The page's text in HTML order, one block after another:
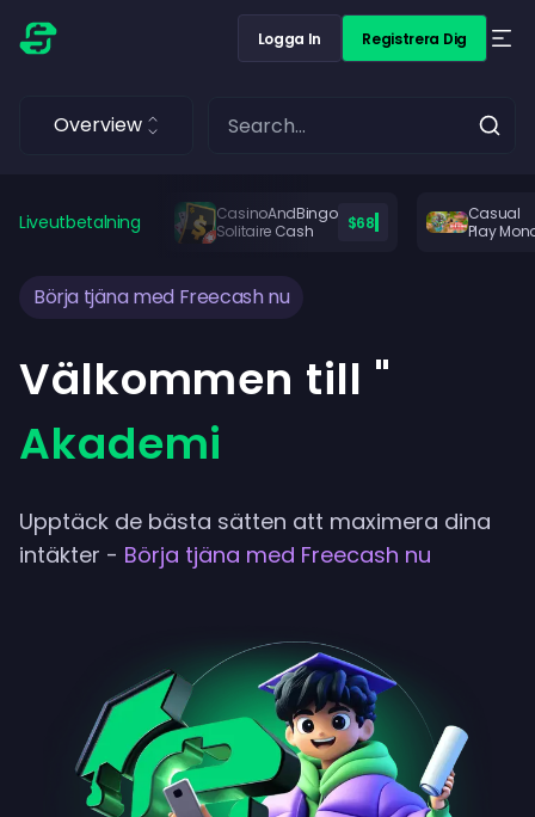
Logga In Registrera Dig
Overview
Liveutbetalning
CasinoAndBingo
Solitaire Cash
$68
Casual
Play
Börja tjäna med Freecash nu
Välkommen till "
Akademi
Upptäck de bästa sätten att maximera dina
intäkter - Börja tjäna med Freecash nu